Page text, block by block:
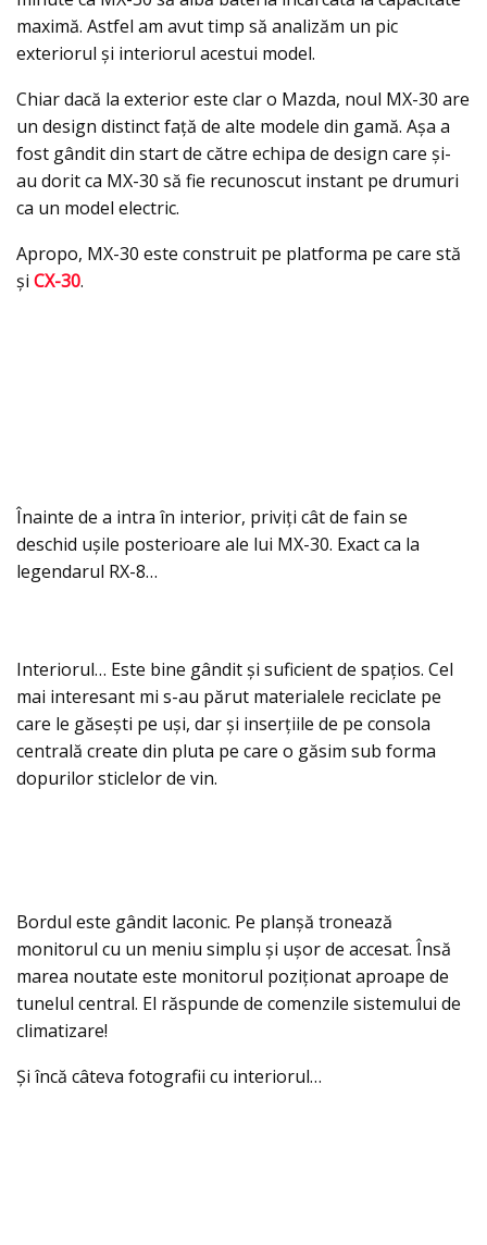
maximă. Astfel am avut timp să analizăm un pic
exteriorul și interiorul acestui model.
Chiar dacă la exterior este clar o Mazda, noul MX-30 are
un design distinct față de alte modele din gamă. Așa a
fost gândit din start de către echipa de design care și-
au dorit ca MX-30 să fie recunoscut instant pe drumuri
ca un model electric.
Apropo, MX-30 este construit pe platforma pe care stă
și CX-30.
Înainte de a intra în interior, priviți cât de fain se
deschid ușile posterioare ale lui MX-30. Exact ca la
legendarul RX-8…
Interiorul… Este bine gândit și suficient de spațios. Cel
mai interesant mi s-au părut materialele reciclate pe
care le găsești pe uși, dar și inserțiile de pe consola
centrală create din pluta pe care o găsim sub forma
dopurilor sticlelor de vin.
Bordul este gândit laconic. Pe planșă tronează
monitorul cu un meniu simplu și ușor de accesat. Însă
marea noutate este monitorul poziţionat aproape de
tunelul central. El răspunde de comenzile sistemului de
climatizare!
Și încă câteva fotografii cu interiorul…